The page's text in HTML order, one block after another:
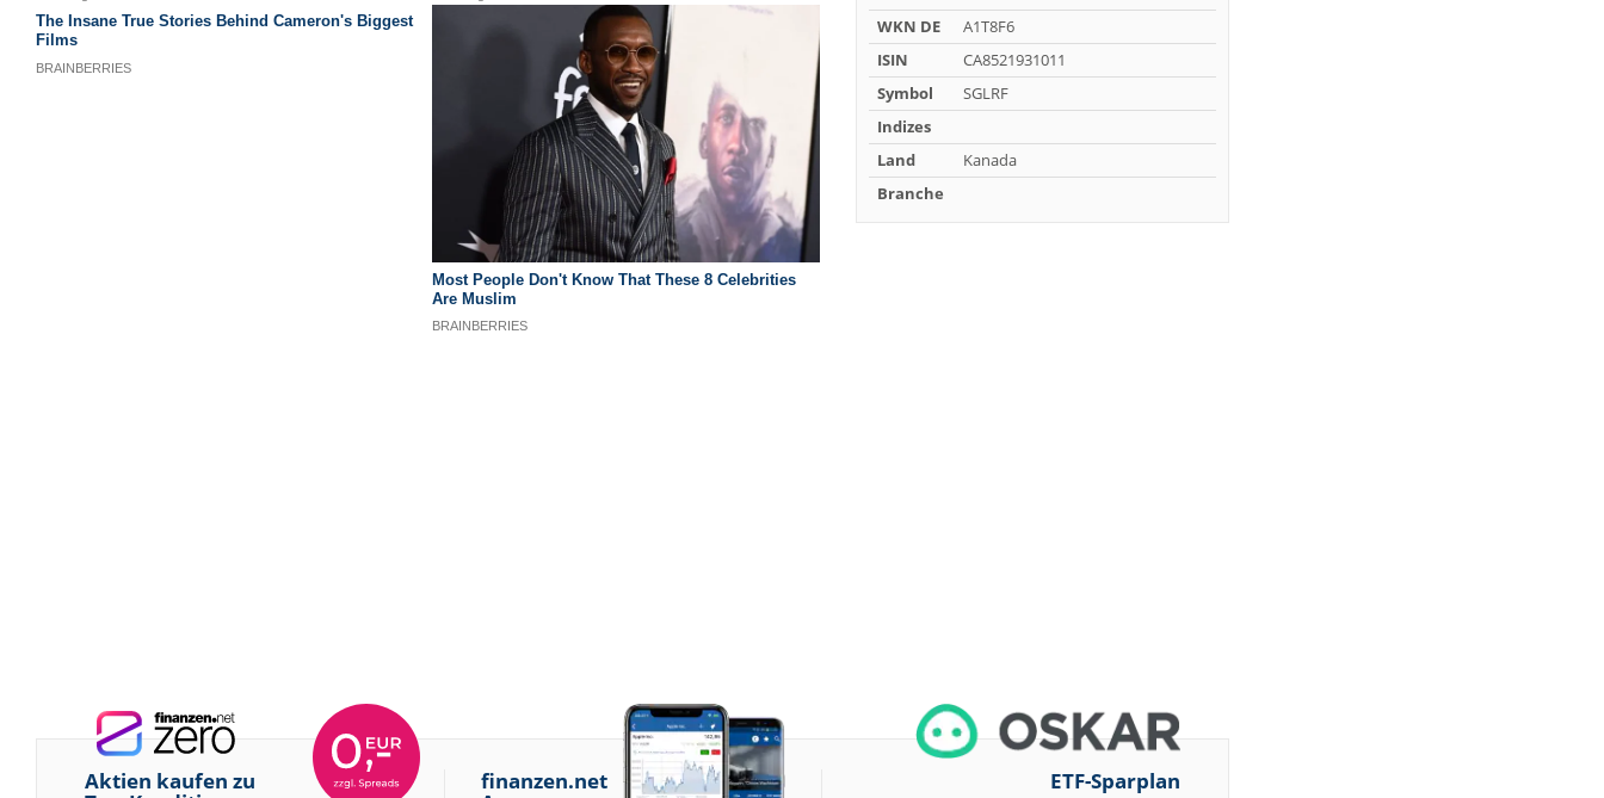
WKN DE
A1T8F6
ISIN
CA8521931011
Symbol
SGLRF
Indizes
Land
Kanada
Branche
Aktien kaufen zu finanzen.net ETF-Sparplan